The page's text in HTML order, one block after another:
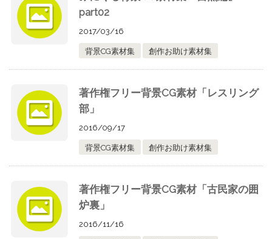
part02
2017/03/16
背景CG素材集 創作お助け素材集
著作権フリー背景CG素材「レスリング
部」
2016/09/17
背景CG素材集 創作お助け素材集
著作権フリー背景CG素材「古民家の囲
炉裏」
2016/11/16